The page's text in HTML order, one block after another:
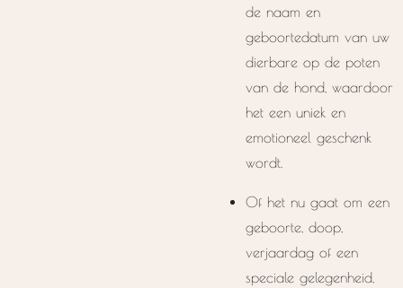
de naam en
geboortedatum van uw
dierbare op de poten
van de hond, waardoor
het een uniek en
emotioneel geschenk
wordt.
Of het nu gaat om een
geboorte, doop,
verjaardag of een
speciale gelegenheid,